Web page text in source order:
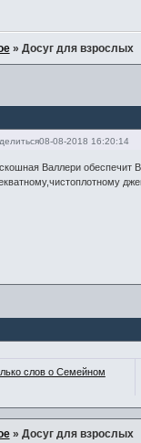
» Досуг для взрослых
08-08-2018 16:20:14
Валлери обеспечит
слов о Семейном
» Досуг для взрослых